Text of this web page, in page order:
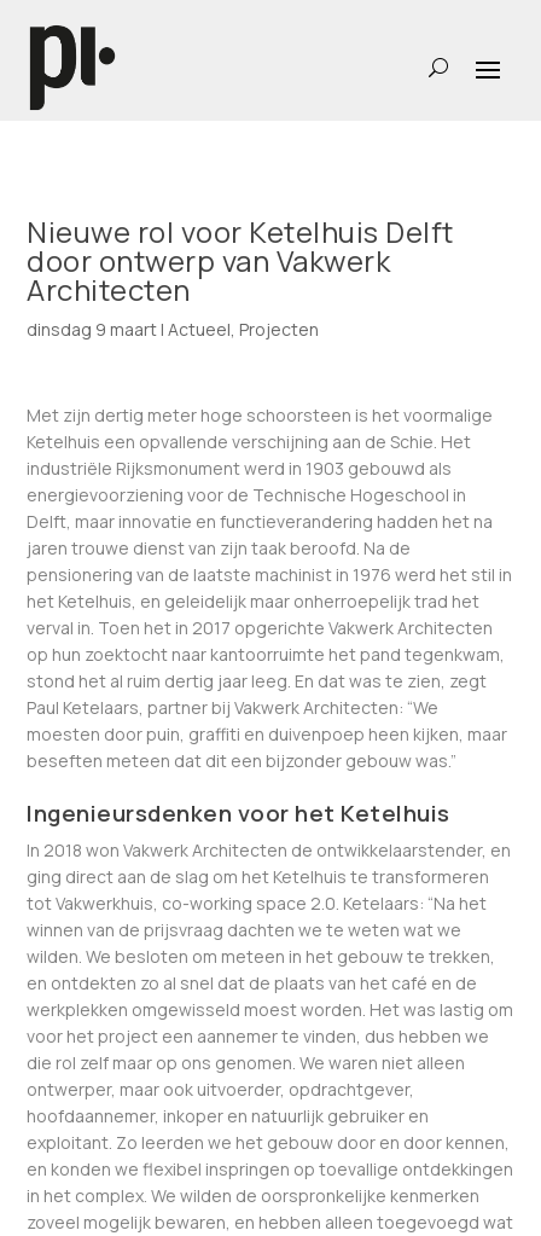
Nieuwe rol voor Ketelhuis Delft
door ontwerp van Vakwerk
Architecten
dinsdag 9 maart |Actueel, Projecten
Met zijn dertig meter hoge schoorsteen is het voormalige
Ketelhuis een opvallende verschijning aan de Schie. Het
industriële Rijksmonument werd in 1903 gebouwd als
energievoorziening voor de Technische Hogeschool in
Delft, maar innovatie en functieverandering hadden het na
jaren trouwe dienst van zijn taak beroofd. Na de
pensionering van de laatste machinist in 1976 werd het stil in
het Ketelhuis, en geleidelijk maar onherroepelijk trad het
verval in. Toen het in 2017 opgerichte Vakwerk Architecten
op hun zoektocht naar kantoorruimte het pand tegenkwam,
stond het al ruim dertig jaar leeg. En dat was te zien, zegt
Paul Ketelaars, partner bij Vakwerk Architecten: “We
moesten door puin, graffiti en duivenpoep heen kijken, maar
beseften meteen dat dit een bijzonder gebouw was.”
Ingenieursdenken voor het Ketelhuis
In 2018 won Vakwerk Architecten de ontwikkelaarstender, en
ging direct aan de slag om het Ketelhuis te transformeren
tot Vakwerkhuis, co-working space 2.0. Ketelaars: “Na het
winnen van de prijsvraag dachten we te weten wat we
wilden. We besloten om meteen in het gebouw te trekken,
en ontdekten zo al snel dat de plaats van het café en de
werkplekken omgewisseld moest worden. Het was lastig om
voor het project een aannemer te vinden, dus hebben we
die rol zelf maar op ons genomen. We waren niet alleen
ontwerper, maar ook uitvoerder, opdrachtgever,
hoofdaannemer, inkoper en natuurlijk gebruiker en
exploitant. Zo leerden we het gebouw door en door kennen,
en konden we flexibel inspringen op toevallige ontdekkingen
in het complex. We wilden de oorspronkelijke kenmerken
zoveel mogelijk bewaren, en hebben alleen toegevoegd wat